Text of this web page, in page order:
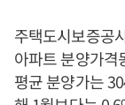
주택도시보증공
아파트 분양가격
평균 분양가는